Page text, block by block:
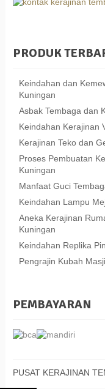
PRODUK
Keindahan dan
Kuningan
Asbak Tembaga dan
Keindahan Kerajinan
Kerajinan Teko dan
Proses Pembuatan
Kuningan
Manfaat Guci
Keindahan Lampu
Aneka Kerajinan
Kuningan
Keindahan Replika
Pengrajin Kubah
PEMBAYARAN
PUSAT KERAJINAN